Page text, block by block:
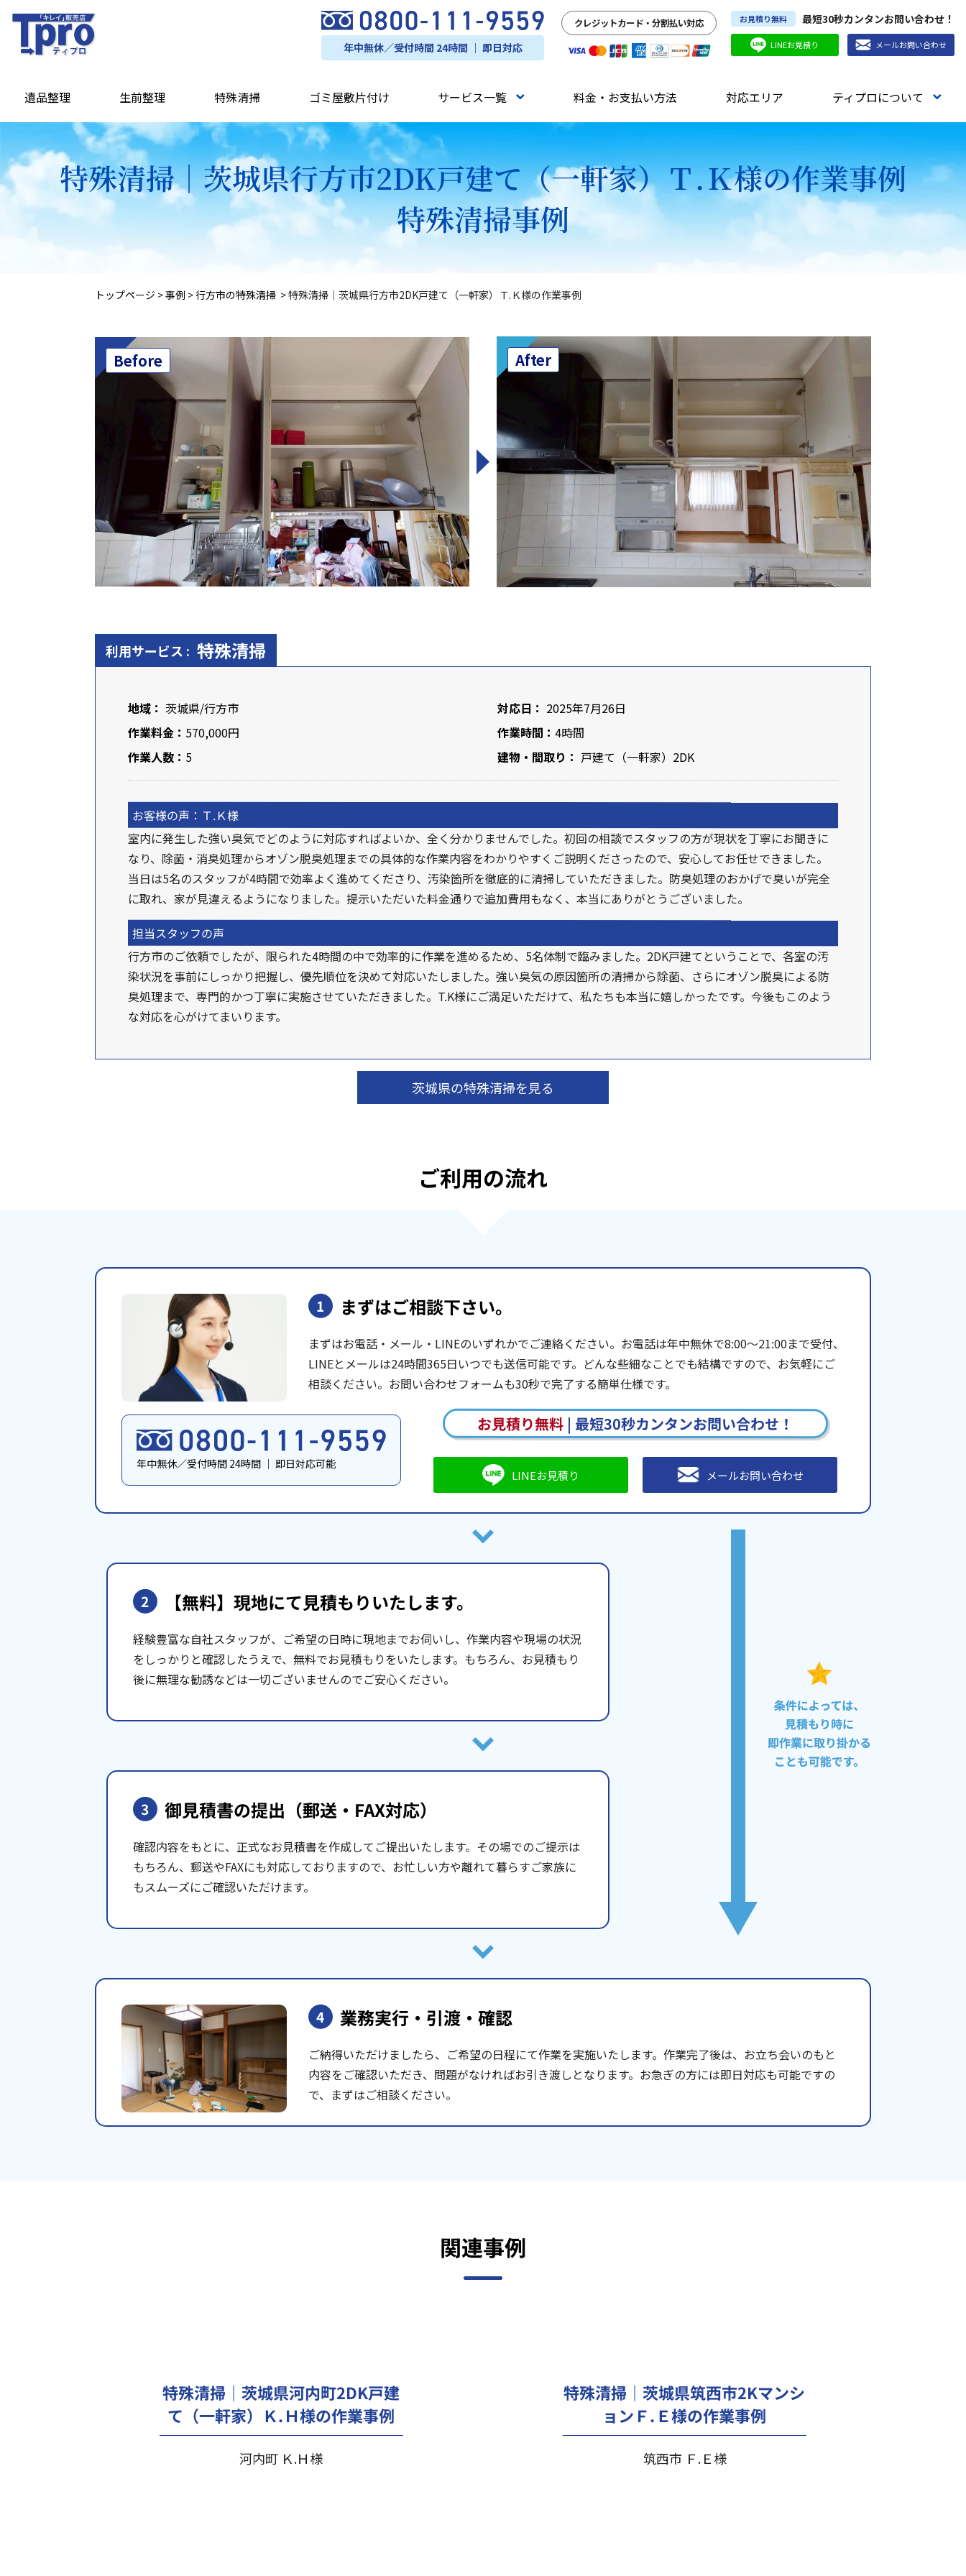
年中無休／受付時間 24時間 ｜ 即日対応
クレジットカード・分割払い対応 お見積り無料 最短30秒カンタンお問い合わせ！
LINEお見積り メールお問い合わせ
遺品整理 生前整理 特殊清掃 ゴミ屋敷片付け サービス一覧 料金・お支払い方法 対応エリア ティプロについて
特殊清掃｜茨城県行方市2DK戸建て（一軒家）Ｔ.Ｋ様の作業事例
特殊清掃事例
トップページ >事例 >行方市の特殊清掃 >特殊清掃｜茨城県行方市2DK戸建て（一軒家）Ｔ.Ｋ様の作業事例
Before After
利用サービス : 特殊清掃
地域： 茨城県/行方市
作業料金： 570,000円
作業人数： 5
対応日： 2025年7月26日
作業時間： 4時間
建物・間取り： 戸建て（一軒家）2DK
お客様の声：Ｔ.Ｋ様
室内に発生した強い臭気でどのように対応すればよいか、全く分かりませんでした。初回の相談でスタッフの方が現状を丁寧にお聞きに
なり、除菌・消臭処理からオゾン脱臭処理までの具体的な作業内容をわかりやすくご説明くださったので、安心してお任せできました。
当日は5名のスタッフが4時間で効率よく進めてくださり、汚染箇所を徹底的に清掃していただきました。防臭処理のおかげで臭いが完全
に取れ、家が見違えるようになりました。提示いただいた料金通りで追加費用もなく、本当にありがとうございました。
担当スタッフの声
行方市のご依頼でしたが、限られた4時間の中で効率的に作業を進めるため、5名体制で臨みました。2DK戸建てということで、各室の汚
染状況を事前にしっかり把握し、優先順位を決めて対応いたしました。強い臭気の原因箇所の清掃から除菌、さらにオゾン脱臭による防
臭処理まで、専門的かつ丁寧に実施させていただきました。T.K様にご満足いただけて、私たちも本当に嬉しかったです。今後もこのよう
な対応を心がけてまいります。
茨城県の特殊清掃を見る
ご利用の流れ
1 まずはご相談下さい。
まずはお電話・メール・LINEのいずれかでご連絡ください。お電話は年中無休で8:00〜21:00まで受付、
LINEとメールは24時間365日いつでも送信可能です。どんな些細なことでも結構ですので、お気軽にご
相談ください。お問い合わせフォームも30秒で完了する簡単仕様です。
年中無休／受付時間 24時間 ｜ 即日対応可能
お見積り無料| 最短30秒カンタンお問い合わせ！
LINEお見積り メールお問い合わせ
2 【無料】現地にて見積もりいたします。
経験豊富な自社スタッフが、ご希望の日時に現地までお伺いし、作業内容や現場の状況
をしっかりと確認したうえで、無料でお見積もりをいたします。もちろん、お見積もり
後に無理な勧誘などは一切ございませんのでご安心ください。
3 御見積書の提出 （郵送・FAX対応）
確認内容をもとに、正式なお見積書を作成してご提出いたします。その場でのご提示は
もちろん、郵送やFAXにも対応しておりますので、お忙しい方や離れて暮らすご家族に
もスムーズにご確認いただけます。
4 業務実行・引渡・確認
ご納得いただけましたら、ご希望の日程にて作業を実施いたします。作業完了後は、お立ち会いのもと
内容をご確認いただき、問題がなければお引き渡しとなります。お急ぎの方には即日対応も可能ですの
で、まずはご相談ください。
関連事例
特殊清掃｜茨城県河内町2DK戸建
て（一軒家）Ｋ.Ｈ様の作業事例
河内町 Ｋ.Ｈ様
特殊清掃｜茨城県筑西市2Kマンシ
ョンＦ.Ｅ様の作業事例
筑西市 Ｆ.Ｅ様